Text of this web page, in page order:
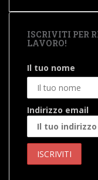
ISCRIVITI PER
LAVORO!
Il tuo nome
Indirizzo email